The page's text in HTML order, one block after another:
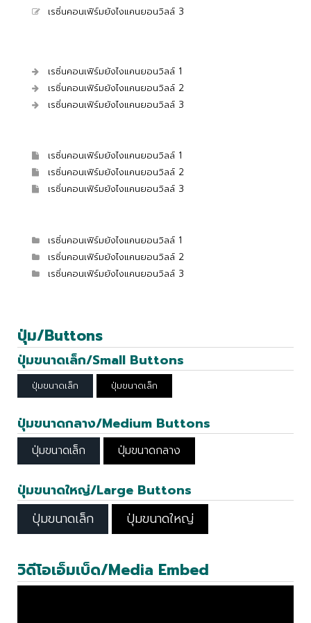
เรซิ่นคอนเฟิร์มยังไงแคนยอนวิลล์ 3
เรซิ่นคอนเฟิร์มยังไงแคนยอนวิลล์ 1
เรซิ่นคอนเฟิร์มยังไงแคนยอนวิลล์ 2
เรซิ่นคอนเฟิร์มยังไงแคนยอนวิลล์ 3
เรซิ่นคอนเฟิร์มยังไงแคนยอนวิลล์ 1
เรซิ่นคอนเฟิร์มยังไงแคนยอนวิลล์ 2
เรซิ่นคอนเฟิร์มยังไงแคนยอนวิลล์ 3
เรซิ่นคอนเฟิร์มยังไงแคนยอนวิลล์ 1
เรซิ่นคอนเฟิร์มยังไงแคนยอนวิลล์ 2
เรซิ่นคอนเฟิร์มยังไงแคนยอนวิลล์ 3
ปุ่ม/Buttons
ปุ่มขนาดเล็ก/Small Buttons
ปุ่มขนาดเล็ก ปุ่มขนาดเล็ก
ปุ่มขนาดกลาง/Medium Buttons
ปุ่มขนาดเล็ก ปุ่มขนาดกลาง
ปุ่มขนาดใหญ่/Large Buttons
ปุ่มขนาดเล็ก
ปุ่มขนาดใหญ่
วิดีโอเอ็มเบ็ด/Media Embed